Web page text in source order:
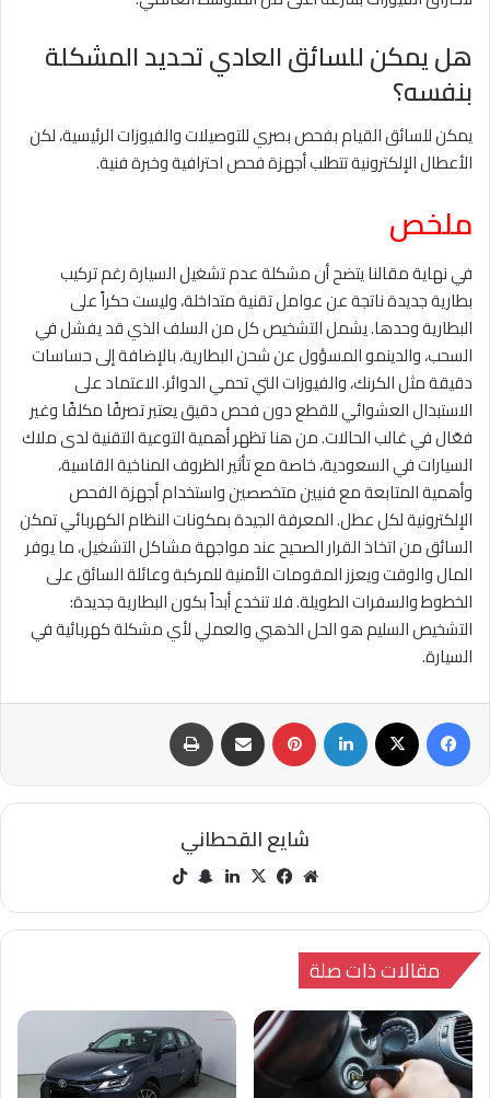
هل يمكن للسائق العادي تحديد المشكلة
بنفسه؟
يمكن للسائق القيام بفحص بصري للتوصيلات والفيوزات الرئيسية، لكن
الأعطال الإلكترونية تتطلب أجهزة فحص احترافية وخبرة فنية.
ملخص
في نهاية مقالنا يتضح أن مشكلة عدم تشغيل السيارة رغم تركيب
بطارية جديدة ناتجة عن عوامل تقنية متداخلة، وليست حكراً على
البطارية وحدها. يشمل التشخيص كل من السلف الذي قد يفشل في
السحب، والدينمو المسؤول عن شحن البطارية، بالإضافة إلى حساسات
دقيقة مثل الكرنك، والفيوزات التي تحمي الدوائر. الاعتماد على
الاستبدال العشوائي للقطع دون فحص دقيق يعتبر تصرفًا مكلفًا وغير
فعّال في غالب الحالات. من هنا تظهر أهمية التوعية التقنية لدى ملاك
السيارات في السعودية، خاصة مع تأثير الظروف المناخية القاسية،
وأهمية المتابعة مع فنيين متخصصين واستخدام أجهزة الفحص
الإلكترونية لكل عطل. المعرفة الجيدة بمكونات النظام الكهربائي تمكن
السائق من اتخاذ القرار الصحيح عند مواجهة مشاكل التشغيل، ما يوفر
المال والوقت ويعزز المقومات الأمنية للمركبة وعائلة السائق على
الخطوط والسفرات الطويلة. فلا تنخدع أبداً بكون البطارية جديدة:
التشخيص السليم هو الحل الذهبي والعملي لأي مشكلة كهربائية في
السيارة.
فيسبوك ‫X لينكدإن بينتيريست مشاركة عبر البريد طباعة
شايع القحطاني
مو
الوي
في
وك
‫X لينك سنا
تشا
مقالات ذات صلة